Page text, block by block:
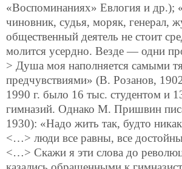
«Воспоминаниях» Евлогия и др.);
чиновник, судья, моряк, генерал,
общественный деятель не стоит
молится усердно. Везде — одни
> Душа моя наполняется самыми
предчувствиями» (В. Розанов,
1990 г. было 16 тыс. студентом и
гимназий. Однако М. Пришвин
1930): «Надо жить так, будто
<…> люди все равны, все
<…> Скажи я эти слова до